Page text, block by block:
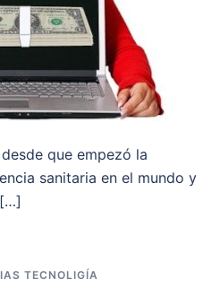
que empezó la
sanitaria en el mundo y
TECNOLIGÍA